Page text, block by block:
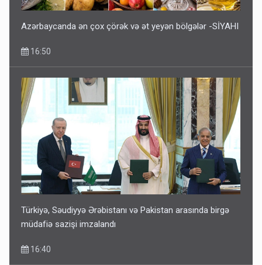
Azərbaycanda ən çox çörək və ət yeyən bölgələr -SİYAHI
16:50
Türkiyə, Səudiyyə Ərəbistanı və Pakistan arasında birgə
müdafiə sazişi imzalandı
16:40